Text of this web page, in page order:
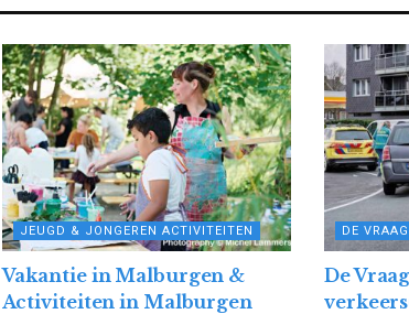
JEUGD & JONGEREN ACTIVITEITEN
Vakantie in Malburgen &
Activiteiten in Malburgen
DE VRAAG
De